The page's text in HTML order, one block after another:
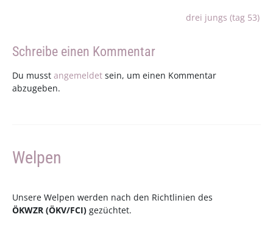
drei jungs (tag 53)
Schreibe einen Kommentar
Du musst angemeldet sein, um einen Kommentar
abzugeben.
Welpen
Unsere Welpen werden nach den Richtlinien des
ÖKWZR (ÖKV/FCI) gezüchtet.